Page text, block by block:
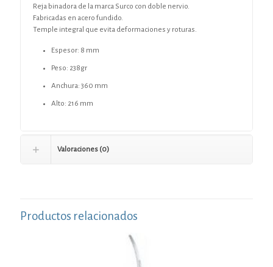
Reja binadora de la marca Surco con doble nervio.
Fabricadas en acero fundido.
Temple integral que evita deformaciones y roturas.
Espesor: 8 mm
Peso: 238gr
Anchura: 360 mm
Alto: 216 mm
Valoraciones (0)
Productos relacionados